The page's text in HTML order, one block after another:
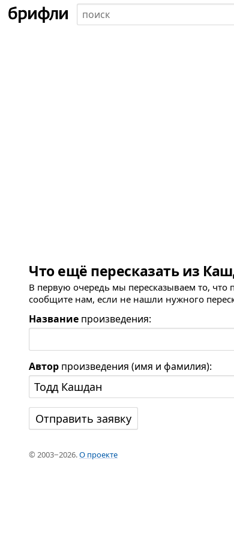
Что ещё пересказать из
В первую очередь мы пересказываем то, что
сообщите нам, если не нашли нужного
Название произведения:
Автор произведения (имя и фамилия):
© 2003−2026.О проекте